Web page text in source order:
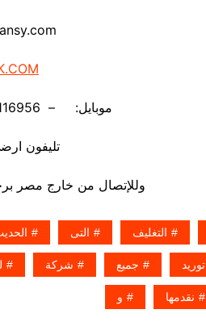
موبايل: – 01211116956 – – 01211116958
تليفون ارضي
وللإتصال من خارج مصر برجاء إضافة 002
التغليف التى
توريد جميع شركة
نقدمها و